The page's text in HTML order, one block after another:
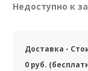
Недоступно к
Доставка -
0 руб.